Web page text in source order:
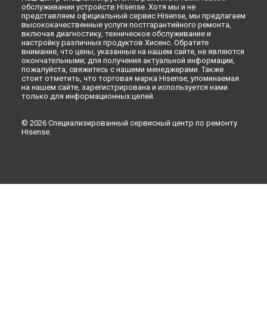
обслуживании устройств Hisense. Хотя мы и не
представляем официальный сервис Hisense, мы предлагаем
высококачественные услуги постгарантийного ремонта,
включая диагностику, техническое обслуживание и
настройку различных продуктов Хисенс. Обратите
внимание, что цены, указанные на нашем сайте, не являются
окончательными; для получения актуальной информации,
пожалуйста, свяжитесь с нашими менеджерами. Также
стоит отметить, что торговая марка Hisense, упоминаемая
на нашем сайте, зарегистрирована и используется нами
только для информационных целей.
© 2026 Специализированный сервисный центр по ремонту
Hisense.